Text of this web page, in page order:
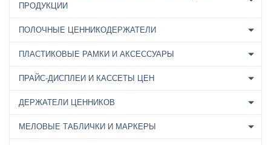
ПРОДУКЦИИ
ПОЛОЧНЫЕ ЦЕННИКОДЕРЖАТЕЛИ
ПЛАСТИКОВЫЕ РАМКИ И АКСЕССУАРЫ
ПРАЙС-ДИСПЛЕИ И КАССЕТЫ ЦЕН
ДЕРЖАТЕЛИ ЦЕННИКОВ
МЕЛОВЫЕ ТАБЛИЧКИ И МАРКЕРЫ